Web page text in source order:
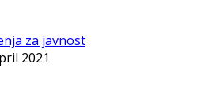
za javnost
2021